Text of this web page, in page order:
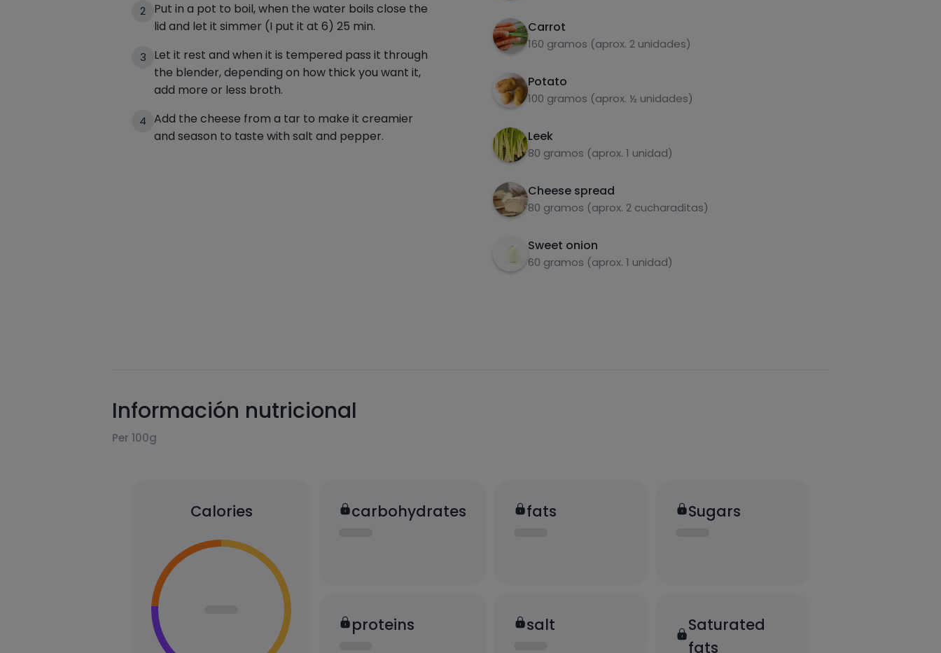
2
Put in a pot to boil, when the water boils close the
lid and let it simmer (I put it at 6) 25 min.
3
Let it rest and when it is tempered pass it through
the blender, depending on how thick you want it,
add more or less broth.
4 Add the cheese from a tar to make it creamier
and season to taste with salt and pepper.
Carrot
160 gramos (aprox. 2 unidades)
Potato
100 gramos (aprox. ½ unidades)
Leek
80 gramos (aprox. 1 unidad)
Cheese spread
80 gramos (aprox. 2 cucharaditas)
Sweet onion
60 gramos (aprox. 1 unidad)
Información nutricional
Per 100g
Calories carbohydrates
proteins
fats
salt
Sugars
Saturated
fats